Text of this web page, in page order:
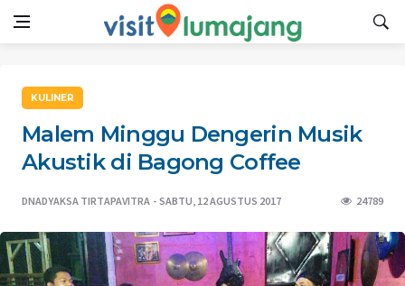
KULINER
Malem Minggu Dengerin Musik
Akustik di Bagong Coffee
DNADYAKSA TIRTAPAVITRA SABTU, 12 AGUSTUS 2017 24789